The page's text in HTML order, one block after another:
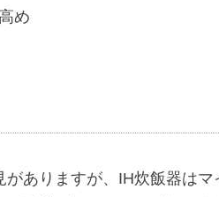
め
がありますが、IH炊飯器は